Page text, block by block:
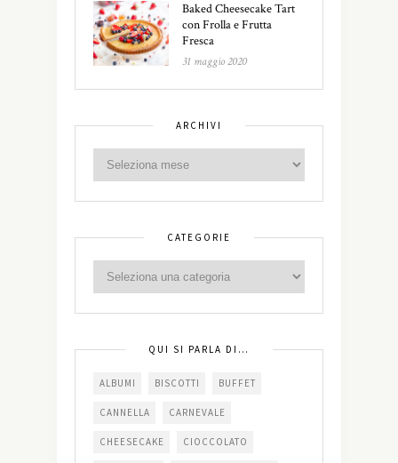
Baked Cheesecake Tart
con Frolla e Frutta
Fresca
31 maggio 2020
ARCHIVI
CATEGORIE
QUI SI PARLA DI…
ALBUMI BISCOTTI BUFFET
CANNELLA CARNEVALE
CHEESECAKE CIOCCOLATO